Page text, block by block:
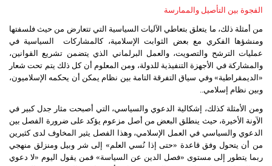
الفجوة بين التأصيل والممارسة
من أمثلة ذلك، ما يتعلق بتعاطي الآليات السياسية التي تتعارض من حيث فلسفتها
ومنشؤها الفكري مع بعض الثوابت الإسلامية، كالمشاركات
السياسية في
عمليات الترشح والتصويت، والعمل البرلماني الذي يتضمن تشريع القوانين،
والمشاركة في الأجهزة التنفيذية للدولة، ومن المعلوم أن كل ذلك يتم تحت شعار
«الديمقراطية» وفي سياق التفرقة التامة بين نظام يمكن أن يحكمه الإسلاميون،
وبين نظام إسلامي..
ومن الأمثلة كذلك، إشكالية الدعوي والسياسي، التي أصبحت مثار جدل كبير في
الآونة الأخيرة، حيث ينطلق البعض من أصل مزعوم يؤكد على ضرورة الفصل بين
الدعوي والسياسي في العمل الإسلامي، وهذا الفصل يثير المخاوف لدى كثيرين
من أن يتحول وفق قاعدة «حتى إذا نُسي العلم» إلى شر وبيل ومنزلق منهجي
ربما يتطور إلى مستوى «فصل الدين عن السياسة» فمن يقول اليوم «لا دعوي